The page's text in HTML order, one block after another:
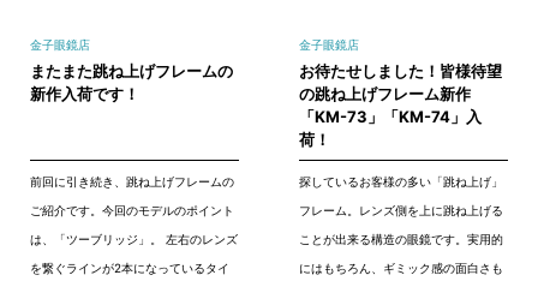
金子眼鏡店
またまた跳ね上げフレームの
新作入荷です！
前回に引き続き、跳ね上げフレームの
ご紹介です。今回のモデルのポイント
は、「ツーブリッジ」。 左右のレンズ
を繋ぐラインが2本になっているタイ
金子眼鏡店
お待たせしました！皆様待望
の跳ね上げフレーム新作
「KM-73」「KM-74」入
荷！
探しているお客様の多い「跳ね上げ」
フレーム。レンズ側を上に跳ね上げる
ことが出来る構造の眼鏡です。実用的
にはもちろん、ギミック感の面白さも